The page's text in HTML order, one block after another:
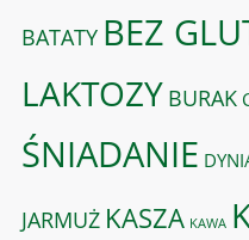
BATATY BEZ
LAKTOZY BURAK
ŚNIADANIE
JARMUŻ KASZA KAWA